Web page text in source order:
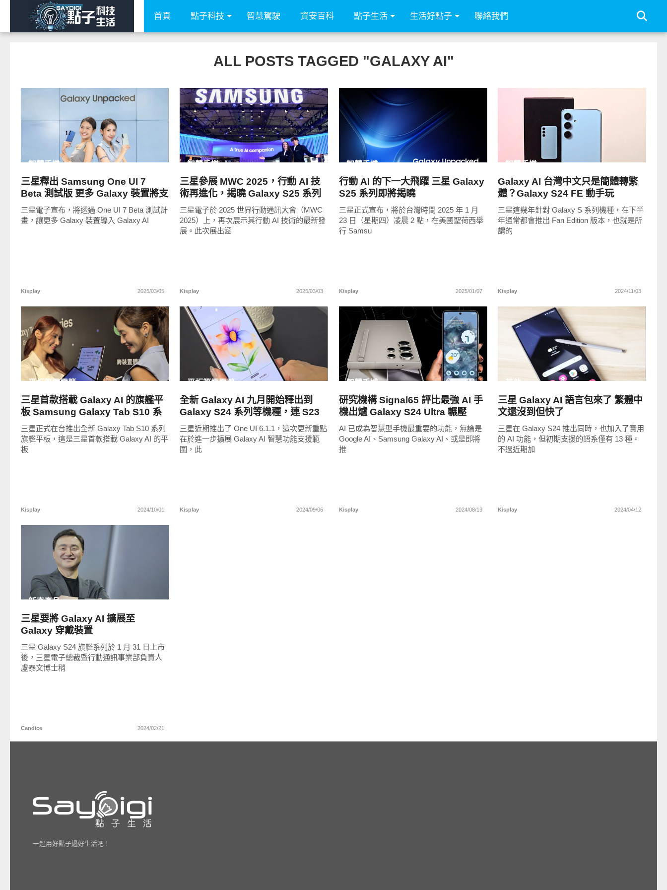
首頁 點子科技 智慧駕駛 資安百科 點子生活 生活好點子 聯絡我們
ALL POSTS TAGGED "GALAXY AI"
READ
MORE
智慧手機
三星釋出 Samsung One UI 7
Beta 測試版 更多 Galaxy 裝置將支
援 Galaxy AI
三星電子宣布，將透過 One UI 7 Beta 測試計
畫，讓更多 Galaxy 裝置導入 Galaxy AI
Kisplay 2025/03/05
READ
MORE
智慧手機
三星參展 MWC 2025，行動 AI 技
術再進化，揭曉 Galaxy S25 系列
與 XR 頭戴裝置
三星電子於 2025 世界行動通訊大會（MWC
2025）上，再次展示其行動 AI 技術的最新發
展。此次展出涵
Kisplay 2025/03/03
MORE
智慧手機
行動 AI 的下一大飛躍 三星 Galaxy
S25 系列即將揭曉
三星正式宣布，將於台灣時間 2025 年 1 月
23 日（星期四）凌晨 2 點，在美國聖荷西舉
行 Samsu
Kisplay 2025/01/07
READ
MORE
智慧手機
Galaxy AI 台灣中文只是簡體轉繁
體？Galaxy S24 FE 動手玩
三星這幾年針對 Galaxy S 系列機種，在下半
年通常都會推出 Fan Edition 版本，也就是所
謂的
Kisplay 2024/11/03
READ
平板筆電電腦
三星首款搭載 Galaxy AI 的旗艦平
板 Samsung Galaxy Tab S10 系
列登台
三星正式在台推出全新 Galaxy Tab S10 系列
旗艦平板，這是三星首款搭載 Galaxy AI 的平
板
Kisplay 2024/10/01
READ
MORE
平板筆電電腦
全新 Galaxy AI 九月開始釋出到
Galaxy S24 系列等機種，連 S23
都能塗鴉轉圖像
三星近期推出了 One UI 6.1.1，這次更新重點
在於進一步擴展 Galaxy AI 智慧功能支援範
圍，此
Kisplay 2024/09/06
READ
MORE
智慧手機
研究機構 Signal65 評比最強 AI 手
機出爐 Galaxy S24 Ultra 輾壓
Google Pixel 8 Pro
AI 已成為智慧型手機最重要的功能，無論是
Google AI、Samsung Galaxy AI、或是即將
推
Kisplay 2024/08/13
READ
MORE
其他
三星 Galaxy AI 語言包來了 繁體中
文還沒到但快了
三星在 Galaxy S24 推出同時，也加入了實用
的 AI 功能，但初期支援的語系僅有 13 種。
不過近期加
Kisplay 2024/04/12
READ
MORE
新奇產品
三星要將 Galaxy AI 擴展至
Galaxy 穿戴裝置
三星 Galaxy S24 旗艦系列於 1 月 31 日上市
後，三星電子總裁暨行動通訊事業部負責人
盧泰文博士稍
Candice 2024/02/21
一起用好點子過好生活吧！